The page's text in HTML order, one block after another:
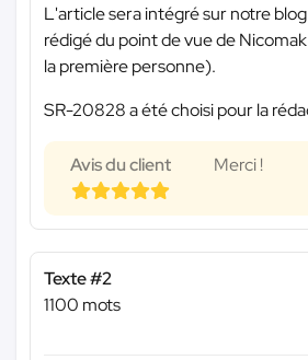
L'article sera intégré sur notre
rédigé du point de vue de
la première personne).
SR-20828 a été choisi pour la
Avis du client Merci !
Texte #2
1100 mots